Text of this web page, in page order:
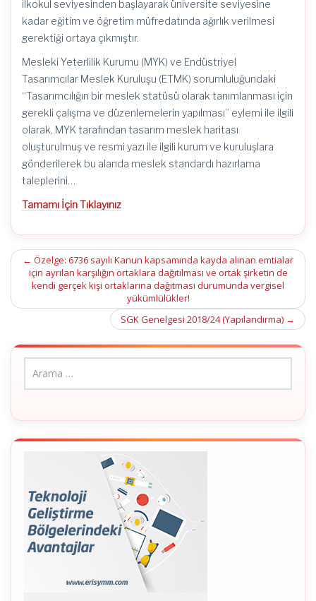
ilkokul seviyesinden başlayarak üniversite seviyesine
kadar eğitim ve öğretim müfredatında ağırlık verilmesi
gerektiği ortaya çıkmıştır.
Mesleki Yeterlilik Kurumu (MYK) ve Endüstriyel
Tasarımcılar Meslek Kuruluşu (ETMK) sorumluluğundaki
“Tasarımcılığın bir meslek statüsü olarak tanımlanması için
gerekli çalışma ve düzenlemelerin yapılması” eylemi ile ilgili
olarak, MYK tarafından tasarım meslek haritası
oluşturulmuş ve resmi yazı ile ilgili kurum ve kuruluşlara
gönderilerek bu alanda meslek standardı hazırlama
taleplerini…
Tamamı İçin Tıklayınız
Post
navigation
← Özelge: 6736 sayılı Kanun kapsamında kayda alınan emtialar
için ayrılan karşılığın ortaklara dağıtılması ve ortak şirketin de
kendi gerçek kişi ortaklarına dağıtması durumunda vergisel
yükümlülükler!
SGK Genelgesi 2018/24 (Yapılandırma) →